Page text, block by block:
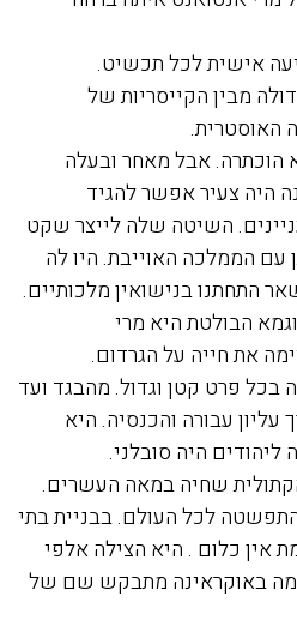
אישית לכל תכשיט.
מבין הקייסריות של
האוסטרית.
הוכתרה. אבל מאחר ובעלה
היה צעיר אפשר להגיד
השיטה שלה לייצר שקט
הממלכה האוייבת. היו לה
התחתנו בנישואין מלכותיים.
הבולטת היא מרי
את חייה על הגרדום.
פרט קטן וגדול. מהבגד ועד
עבורה והכנסיה. היא
היה סובלני.
שחיה במאה העשרים.
לכל העולם. בבניית בתי
אין כלום . היא הצילה אלפי
באוקראינה מתבקש שם של